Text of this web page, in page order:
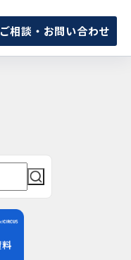
ご相談・お問い合わせ